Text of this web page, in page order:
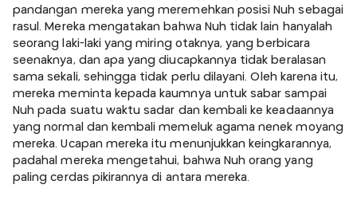
pandangan mereka yang meremehkan posisi Nuh sebagai
rasul. Mereka mengatakan bahwa Nuh tidak lain hanyalah
seorang laki-laki yang miring otaknya, yang berbicara
seenaknya, dan apa yang diucapkannya tidak beralasan
sama sekali, sehingga tidak perlu dilayani. Oleh karena itu,
mereka meminta kepada kaumnya untuk sabar sampai
Nuh pada suatu waktu sadar dan kembali ke keadaannya
yang normal dan kembali memeluk agama nenek moyang
mereka. Ucapan mereka itu menunjukkan keingkarannya,
padahal mereka mengetahui, bahwa Nuh orang yang
paling cerdas pikirannya di antara mereka.